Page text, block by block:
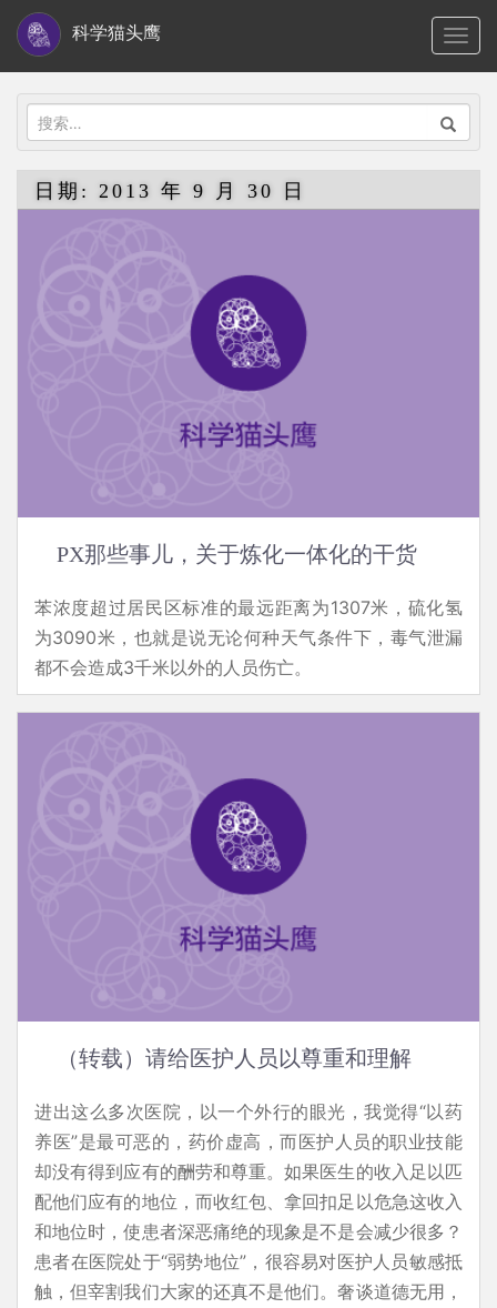
i
科学猫头鹰
搜
索：
日期: 2013 年 9 月 30 日
PX那些事儿，关于炼化一体化的干货
苯浓度超过居民区标准的最远距离为1307米，硫化氢
为3090米，也就是说无论何种天气条件下，毒气泄漏
都不会造成3千米以外的人员伤亡。
（转载）请给医护人员以尊重和理解
进出这么多次医院，以一个外行的眼光，我觉得“以药
养医”是最可恶的，药价虚高，而医护人员的职业技能
却没有得到应有的酬劳和尊重。如果医生的收入足以匹
配他们应有的地位，而收红包、拿回扣足以危急这收入
和地位时，使患者深恶痛绝的现象是不是会减少很多？
患者在医院处于“弱势地位”，很容易对医护人员敏感抵
触，但宰割我们大家的还真不是他们。奢谈道德无用，